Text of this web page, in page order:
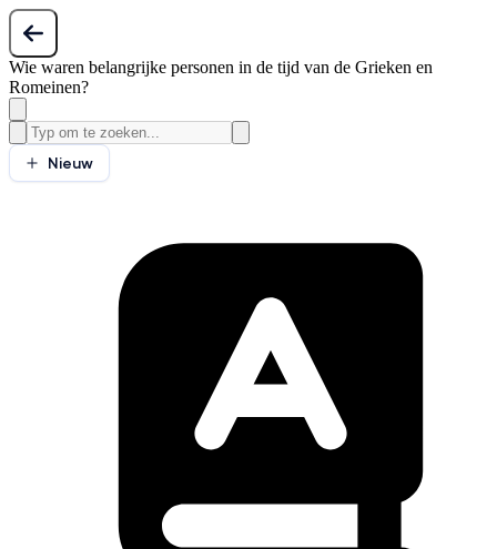
Wie waren belangrijke personen in de tijd van de Grieken en
Romeinen?
Nieuw